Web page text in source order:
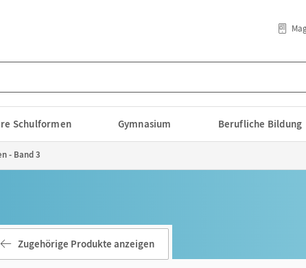
Schulformen Gymnasium Berufliche Bildung
- Band 3
Zugehörige Produkte anzeigen